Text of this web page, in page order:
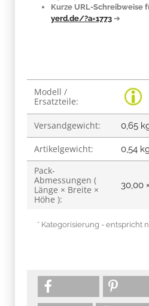
Kurze URL-Schreibweise
yerd.de/?a=1773 ➔
Produkteigenschaft
Wert
Modell /
Ersatzteile:
Versandgewicht: 0,65
Artikelgewicht: 0,54
Pack-
Abmessungen (
Länge × Breite ×
Höhe ):
30,00
* Kategorisierung - entspricht